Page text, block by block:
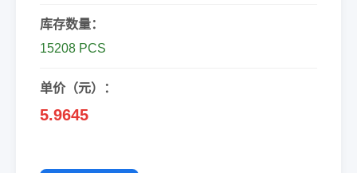
库存数量：
15208 PCS
单价（元）：
5.9645